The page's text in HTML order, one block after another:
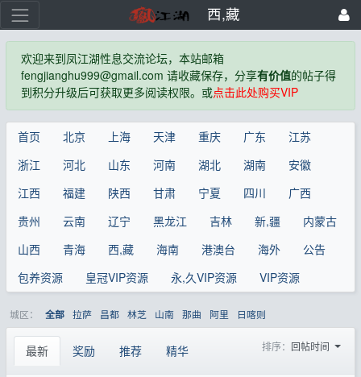
西,藏
欢迎来到凤江湖性息交流论坛，本站邮箱
fengjianghu999@gmail.com 请收藏保存，分享有价值的帖子得
到积分升级后可获取更多阅读权限。或点击此处购买VIP
首页 北京 上海 天津 重庆 广东
江苏
浙江
河北 山东 河南 湖北 湖南
安徽
江西
福建 陕西 甘肃 宁夏 四川
广西
贵州
云南 辽宁 黑龙江 吉林 新,疆
内蒙古
山西
青海 西,藏 海南 港澳台 海外
公告
包养资源
皇冠VIP资源 永,久VIP资源 VIP资源
城区： 全部 拉萨 昌都 林芝 山南 那曲 阿里 日喀则
最新 奖励 推荐 精华 排序： 回帖时间